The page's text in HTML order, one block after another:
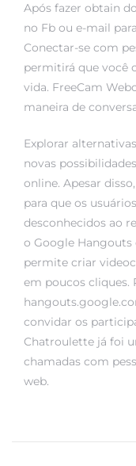
Após fazer obtain
no Fb ou e-mail
Conectar-se com
permitirá que você
vida. FreeCam
maneira de
Explorar
novas
online. Apesar
para que os
desconhecidos ao
o Google
permite criar
em poucos cliques.
convidar os
Chatroulette já foi
chamadas com
web.